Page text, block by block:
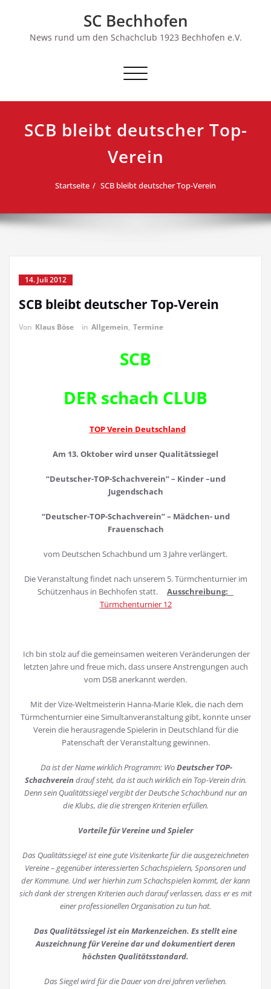
SC Bechhofen
News rund um den Schachclub 1923 Bechhofen e.V.
Schalte
SCB bleibt deutscher Top-
Verein
Startseite SCB bleibt deutscher Top-Verein
14. Juli 2012
SCB bleibt deutscher Top-Verein
Von Klaus Böse in Allgemein, Termine
SCB
DER schach CLUB
TOP Verein Deutschland
Am 13. Oktober wird unser Qualitätssiegel
“Deutscher-TOP-Schachverein” – Kinder–und
Jugendschach
“Deutscher-TOP-Schachverein” – Mädchen- und
Frauenschach
vom Deutschen Schachbund um 3 Jahre verlängert.
Die Veranstaltung findet nach unserem 5. Türmchenturnier im
Schützenhaus in Bechhofen statt. Ausschreibung:
Türmchenturnier 12
Ich bin stolz auf die gemeinsamen weiteren Veränderungen der
letzten Jahre und freue mich, dass unsere Anstrengungen auch
vom DSB anerkannt werden.
Mit der Vize-Weltmeisterin Hanna-Marie Klek, die nach dem
Türmchenturnier eine Simultanveranstaltung gibt, konnte unser
Verein die herausragende Spielerin in Deutschland für die
Patenschaft der Veranstaltung gewinnen.
Da ist der Name wirklich Programm: WoDeutscher TOP-
Schachverein drauf steht, da ist auch wirklich ein Top-Verein drin.
Denn sein Qualitätssiegel vergibt der Deutsche Schachbund nur an
die Klubs, die die strengen Kriterien erfüllen.
Vorteile für Vereine und Spieler
Das Qualitätssiegel ist eine gute Visitenkarte für die ausgezeichneten
Vereine–gegenüber interessierten Schachspielern, Sponsoren und
der Kommune. Und wer hierhin zum Schachspielen kommt, der kann
sich dank der strengen Kriterien auch darauf verlassen, dass er es mit
einer professionellen Organisation zu tun hat.
Das Qualitätssiegel ist ein Markenzeichen. Es stellt eine
Auszeichnung für Vereine dar und dokumentiert deren
höchsten Qualitätsstandard.
Das Siegel wird für die Dauer von drei Jahren verliehen.